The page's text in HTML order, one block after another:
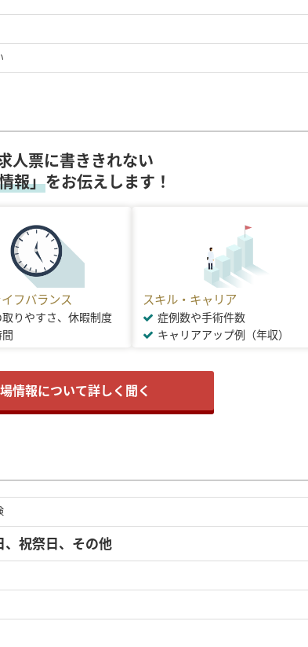
人票に書ききれない
報」をお伝えします！
フバランス
りやすさ、休暇制度
スキル・キャリア
症例数や手術件数
キャリアアップ例（年収）
情報について詳しく聞く
、祝祭日、その他